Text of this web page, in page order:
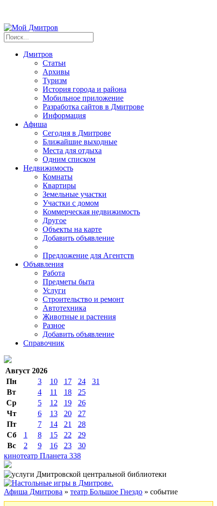
Дмитров
Статьи
Архивы
Туризм
История города и района
Мобильное приложение
Разработка сайтов в Дмитрове
Информация
Афиша
Сегодня в Дмитрове
Ближайшие выходные
Места для отдыха
Одним списком
Недвижимость
Комнаты
Квартиры
Земельные участки
Участки с домом
Коммерческая недвижимость
Другое
Объекты на карте
Добавить объявление
Предложение для Агентств
Объявления
Работа
Предметы быта
Услуги
Строительство и ремонт
Автотехника
Животные и растения
Разное
Добавить объявление
Справочник
Август 2026
Пн
3 10 17 24
31
Вт
4 11 18
25
Ср
5 12 19
26
Чт
6 13 20
27
Пт
7 14 21
28
Сб
1 8 15 22
29
Вс
2 9 16 23
30
кинотеатр Планета 338
Афиша Дмитрова » театр Большое Гнездо » событие